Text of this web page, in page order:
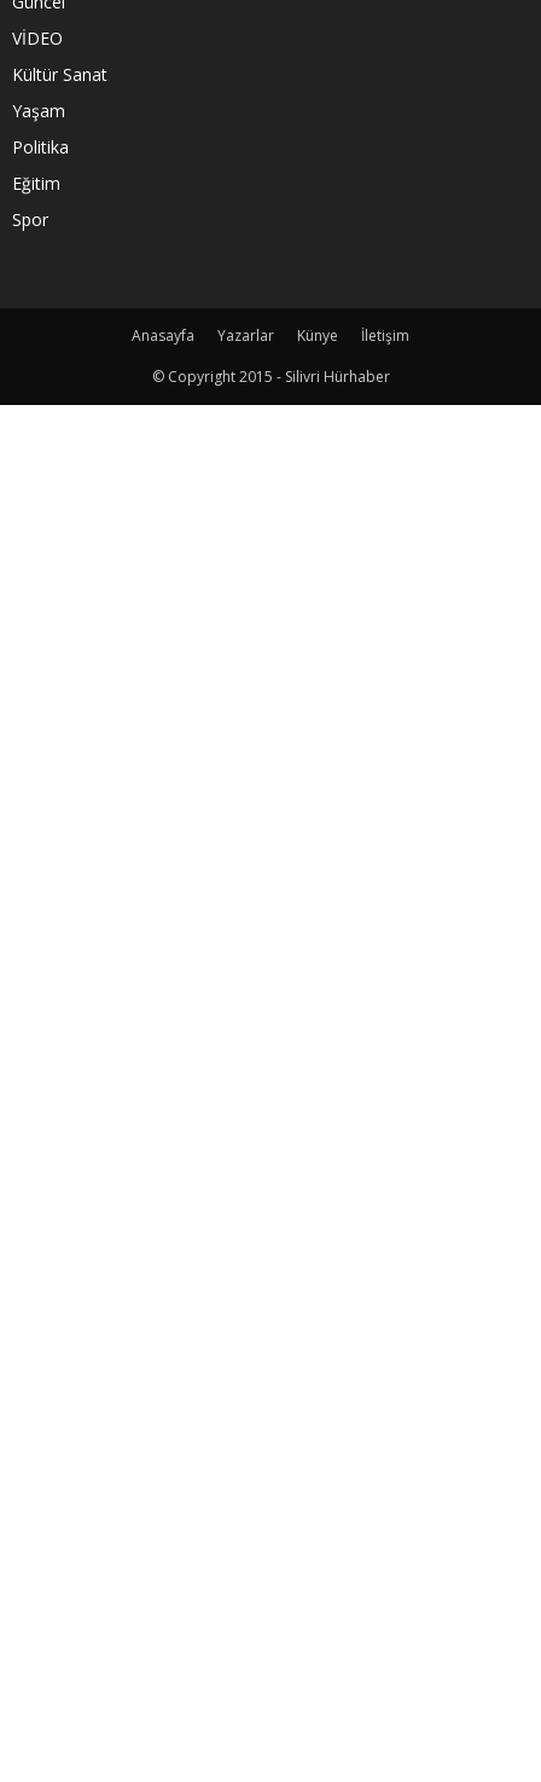
VİDEO
Kültür Sanat
Yaşam
Politika
Eğitim
Spor
Anasayfa Yazarlar Künye
İletişim
© Copyright 2015 - Silivri Hürhaber